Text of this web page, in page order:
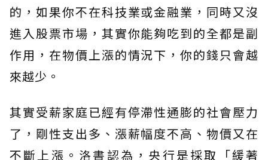
的，如果你不在科技業或金融業，同時又沒
進入股票市場，其實你能夠吃到的全都是副
作用，在物價上漲的情況下，你的錢只會越
來越少。
其實受薪家庭已經有停滯性通膨的社會壓力
了，剛性支出多、漲薪幅度不高、物價又在
不斷上漲。洛書認為，央行是採取「緩著